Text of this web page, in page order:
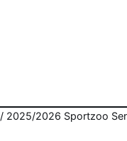
/ 2025/2026 Sportzoo